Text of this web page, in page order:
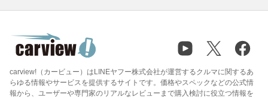
carview!（カービュー）はLINEヤフー株式会社が運営するクルマに関するあ
らゆる情報やサービスを提供するサイトです。価格やスペックなどの公式情
報から、ユーザーや専門家のリアルなレビューまで購入検討に役立つ情報を